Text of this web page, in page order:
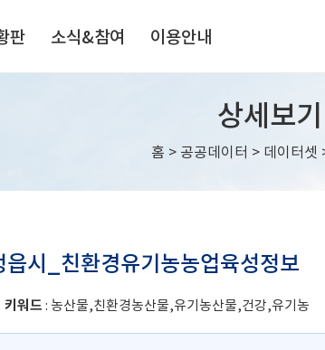
판 소식&참여 이용안내
상세보기
홈 > 공공데이터 > 데이터셋
읍시_친환경유기농농업육성정보
키워드 : 농산물,친환경농산물,유기농산물,건강,유기농